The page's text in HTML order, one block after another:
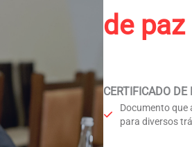
de paz
CERTIFICADO
Documento que
para diversos